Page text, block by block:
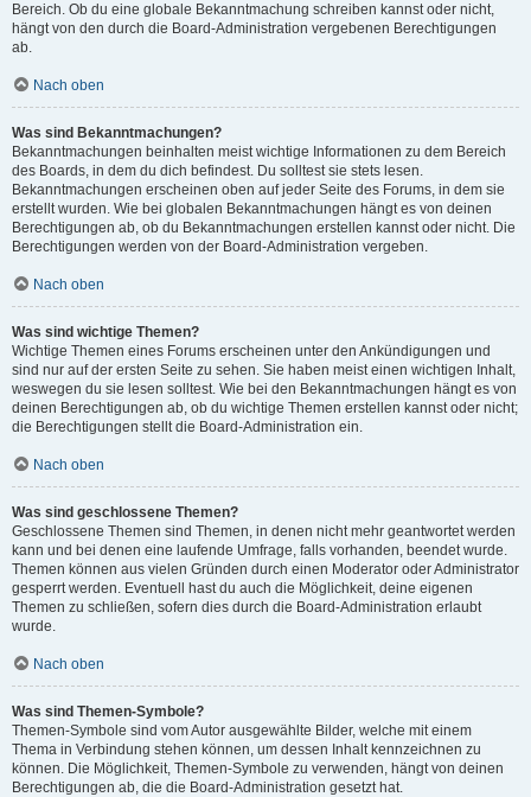
Bereich. Ob du eine globale Bekanntmachung schreiben kannst oder nicht,
hängt von den durch die Board-Administration vergebenen Berechtigungen
ab.
Nach oben
Was sind Bekanntmachungen?
Bekanntmachungen beinhalten meist wichtige Informationen zu dem Bereich
des Boards, in dem du dich befindest. Du solltest sie stets lesen.
Bekanntmachungen erscheinen oben auf jeder Seite des Forums, in dem sie
erstellt wurden. Wie bei globalen Bekanntmachungen hängt es von deinen
Berechtigungen ab, ob du Bekanntmachungen erstellen kannst oder nicht. Die
Berechtigungen werden von der Board-Administration vergeben.
Nach oben
Was sind wichtige Themen?
Wichtige Themen eines Forums erscheinen unter den Ankündigungen und
sind nur auf der ersten Seite zu sehen. Sie haben meist einen wichtigen Inhalt,
weswegen du sie lesen solltest. Wie bei den Bekanntmachungen hängt es von
deinen Berechtigungen ab, ob du wichtige Themen erstellen kannst oder nicht;
die Berechtigungen stellt die Board-Administration ein.
Nach oben
Was sind geschlossene Themen?
Geschlossene Themen sind Themen, in denen nicht mehr geantwortet werden
kann und bei denen eine laufende Umfrage, falls vorhanden, beendet wurde.
Themen können aus vielen Gründen durch einen Moderator oder Administrator
gesperrt werden. Eventuell hast du auch die Möglichkeit, deine eigenen
Themen zu schließen, sofern dies durch die Board-Administration erlaubt
wurde.
Nach oben
Was sind Themen-Symbole?
Themen-Symbole sind vom Autor ausgewählte Bilder, welche mit einem
Thema in Verbindung stehen können, um dessen Inhalt kennzeichnen zu
können. Die Möglichkeit, Themen-Symbole zu verwenden, hängt von deinen
Berechtigungen ab, die die Board-Administration gesetzt hat.